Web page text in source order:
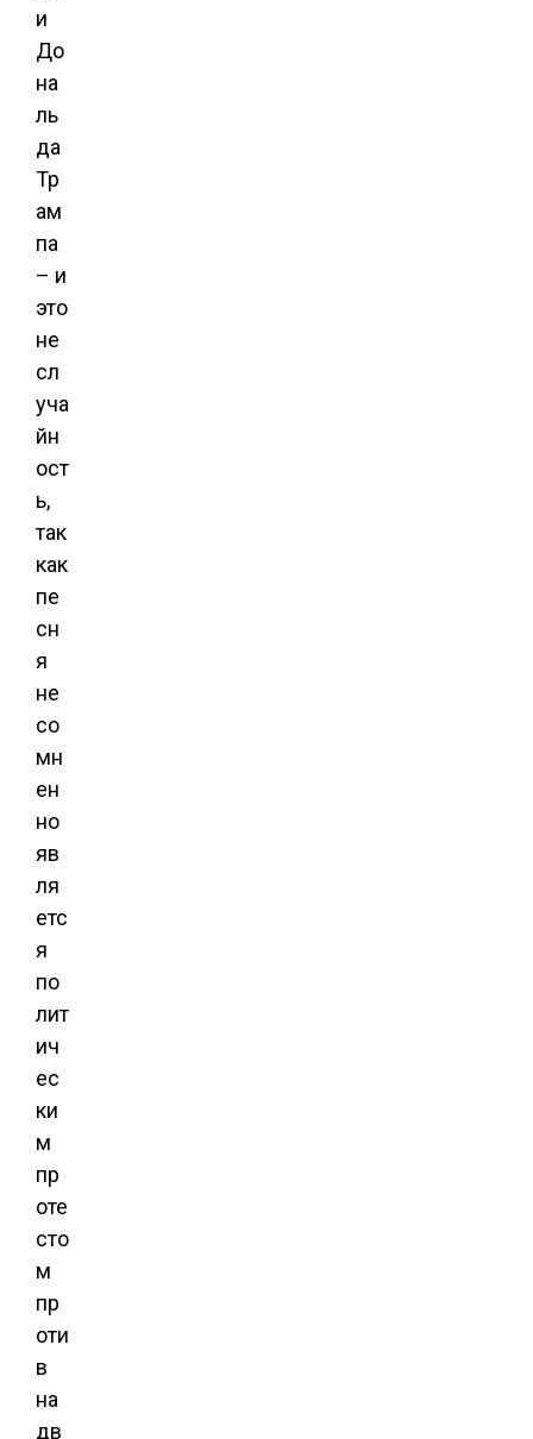
и
До
на
ль
да
Тр
ам
па
– и
это
не
сл
уча
йн
ост
ь,
так
как
пе
сн
я
не
со
мн
ен
но
яв
ля
етс
я
по
лит
ич
ес
ки
м
пр
оте
сто
м
пр
оти
в
на
дв